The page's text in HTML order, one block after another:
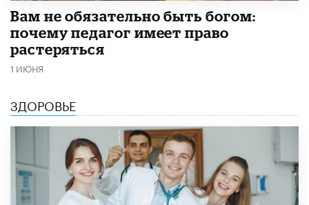
​Вам не обязательно быть богом:
почему педагог имеет право
растеряться
1 ИЮНЯ
ЗДОРОВЬЕ